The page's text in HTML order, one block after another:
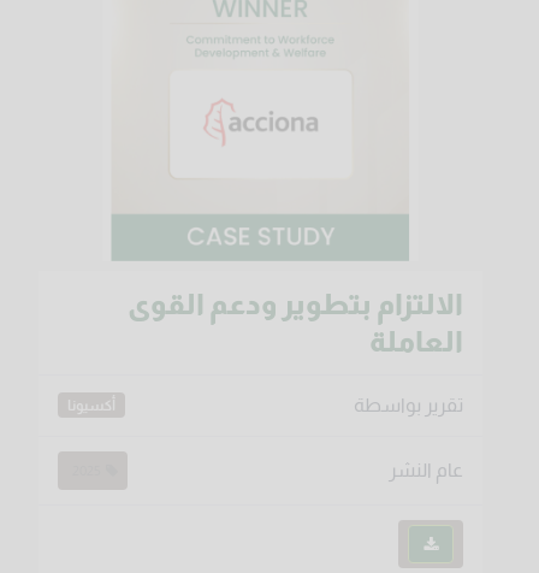
الالتزام بتطوير ودعم القوى
العاملة
تقرير بواسطة أكسيونا
عام النشر